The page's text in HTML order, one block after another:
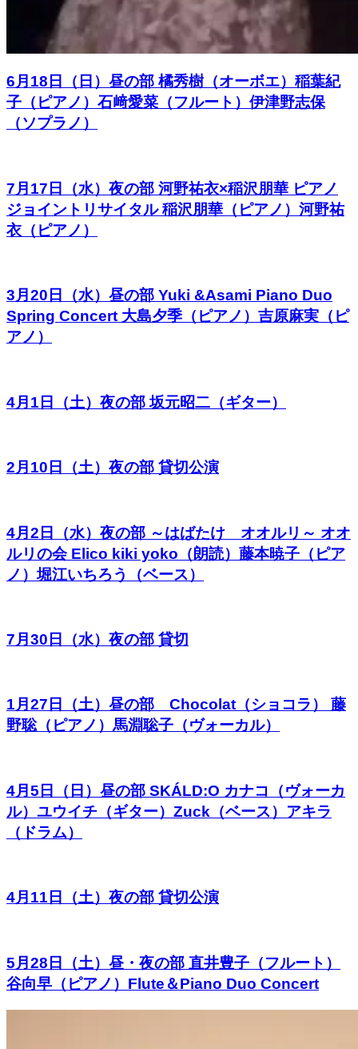
6月18日（日）昼の部 橘秀樹（オーボエ）稲葉紀
子（ピアノ）石﨑愛菜（フルート）伊津野志保
（ソプラノ）
7月17日（水）夜の部 河野祐衣×稲沢朋華 ピアノ
ジョイントリサイタル 稲沢朋華（ピアノ）河野祐
衣（ピアノ）
3月20日（水）昼の部 Yuki &Asami Piano Duo
Spring Concert 大島夕季（ピアノ）吉原麻実（ピ
アノ）
4月1日（土）夜の部 坂元昭二（ギター）
2月10日（土）夜の部 貸切公演
4月2日（水）夜の部 ～はばたけ オオルリ～ オオ
ルリの会 Elico kiki yoko（朗読）藤本暁子（ピア
ノ）堀江いちろう（ベース）
7月30日（水）夜の部 貸切
1月27日（土）昼の部 Chocolat（ショコラ） 藤
野聡（ピアノ）馬淵聡子（ヴォーカル）
4月5日（日）昼の部 SKÁLD:O カナコ（ヴォーカ
ル）ユウイチ（ギター）Zuck（ベース）アキラ
（ドラム）
4月11日（土）夜の部 貸切公演
5月28日（土）昼・夜の部 直井豊子（フルート）
谷向早（ピアノ）Flute＆Piano Duo Concert